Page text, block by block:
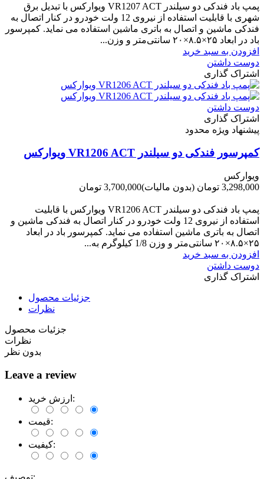
پمپ باد فندکی دو سیلندر VR1207 ACT ویوارکس با تبدیل برق
شهری با قابلیت استفاده از نیروی 12 ولت خودرو در کنار اتصال به
فندکی ماشین و اتصال به باتری ماشین استفاده می نماید. کمپرسور
باد در ابعاد ۲۵×۸.۵×۲۰ سانتی‌متر و وزن...
افزودن به سبد خرید
دوست داشتن
اشتراک گذاری
دوست داشتن
اشتراک گذاری
پیشنهاد ویژه محدود
کمپرسور فندکی دو سیلندر VR1206 ACT ویوارکس
ویوارکس
3,298,000 تومان
(بدون مالیات)3,700,000 تومان
پمپ باد فندکی دو سیلندر VR1206 ACT ویوارکس با قابلیت
استفاده از نیروی 12 ولت خودرو در کنار اتصال به فندکی ماشین و
اتصال به باتری ماشین استفاده می نماید. کمپرسور باد در ابعاد
۲۵×۸.۵×۲۰ سانتی‌متر و وزن 1/8 کیلوگرم به...
افزودن به سبد خرید
دوست داشتن
اشتراک گذاری
جزئیات محصول
نظرات
جزئیات محصول
نظرات
بدون نظر
Leave a review
ارزش خرید:
قیمت:
کیفیت:
توصیف: